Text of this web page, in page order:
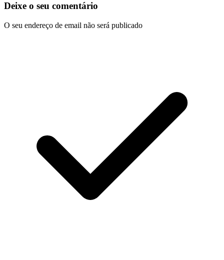
Deixe o seu comentário
O seu endereço de email não será publicado